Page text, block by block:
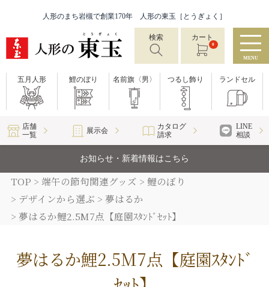
人形のまち岩槻で創業170年 人形の東玉［とうぎょく］
検索 カート
0
MENU
五月人形 鯉のぼり 名前旗〈男〉 つるし飾り ランドセル
店舗
一覧
展示会
カタログ
請求
LINE
相談
お知らせ・新着情報はこちら
TOP 端午の節句関連グッズ
鯉のぼり
デザインから選ぶ
夢はるか
夢はるか鯉2.5M7点【庭園ｽﾀﾝﾄﾞｾｯﾄ】
夢はるか鯉2.5M7点【庭園ｽﾀﾝﾄﾞ